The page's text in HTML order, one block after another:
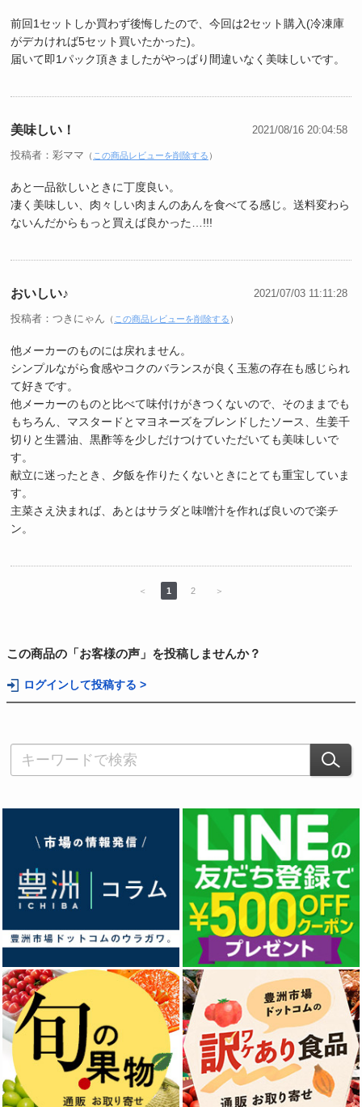
前回1セットしか買わず後悔したので、今回は2セット購入(冷凍庫
がデカければ5セット買いたかった)。
届いて即1パック頂きましたがやっぱり間違いなく美味しいです。
美味しい！ 2021/08/16 20:04:58
投稿者：彩ママ （ この商品レビューを削除する ）
あと一品欲しいときに丁度良い。
凄く美味しい、肉々しい肉まんのあんを食べてる感じ。送料変わら
ないんだからもっと買えば良かった…!!!
おいしい♪ 2021/07/03 11:11:28
投稿者：つきにゃん （ この商品レビューを削除する ）
他メーカーのものには戻れません。
シンプルながら食感やコクのバランスが良く玉葱の存在も感じられ
て好きです。
他メーカーのものと比べて味付けがきつくないので、そのままでも
もちろん、マスタードとマヨネーズをブレンドしたソース、生姜千
切りと生醤油、黒酢等を少しだけつけていただいても美味しいで
す。
献立に迷ったとき、夕飯を作りたくないときにとても重宝していま
す。
主菜さえ決まれば、あとはサラダと味噌汁を作れば良いので楽チ
ン。
＜ 1 2 ＞
この商品の「お客様の声」を投稿しませんか？
ログインして投稿する >